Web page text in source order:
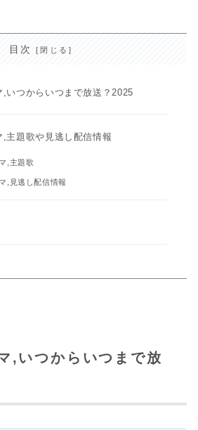
目次
,いつからいつまで放送？2025
,主題歌や見逃し配信情報
,主題歌
,見逃し配信情報
,いつからいつまで放